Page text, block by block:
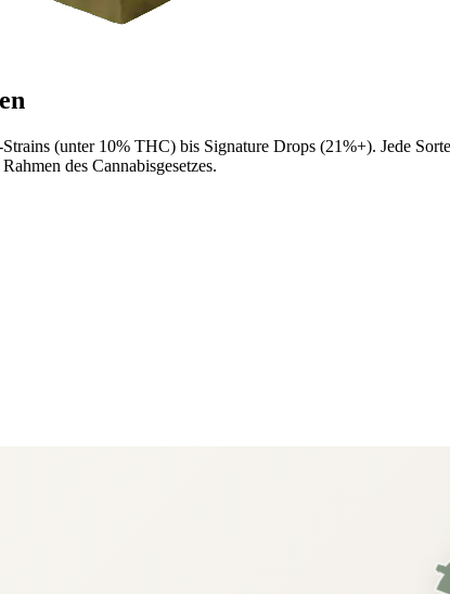
(unter 10% THC) bis Signature Drops (21%+). Jede
des Cannabisgesetzes.